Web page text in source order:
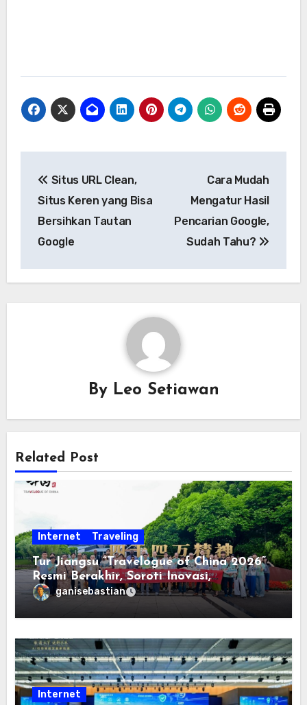
pos
Situs URL Clean,
Situs Keren yang Bisa
Bersihkan Tautan
Google
Cara Mudah
Mengatur Hasil
Pencarian Google,
Sudah Tahu?
By Leo Setiawan
Related Post
Internet Traveling
Tur Jiangsu “Travelogue of China 2026”
Resmi Berakhir, Soroti Inovasi,
Keterbukaan, dan Pembangunan
Berorientasi pada Masyarakat
ganisebastian
Internet